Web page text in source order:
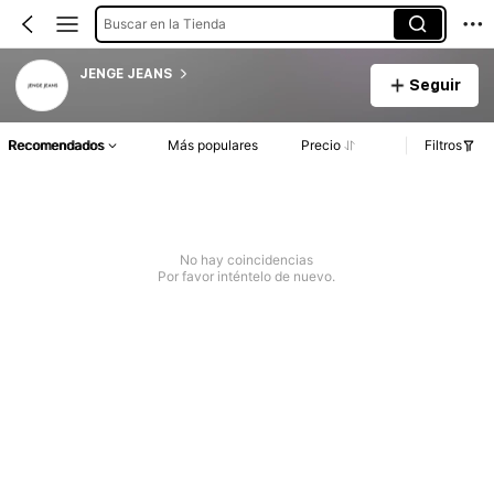
Buscar en la Tienda
JENGE JEANS
Seguir
Recomendados Más populares Precio Filtros
No hay coincidencias
Por favor inténtelo de nuevo.